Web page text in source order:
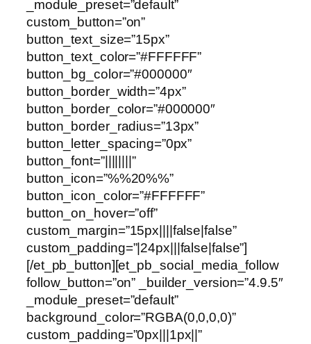
_module_preset=”default”
custom_button=”on”
button_text_size=”15px”
button_text_color=”#FFFFFF”
button_bg_color=”#000000″
button_border_width=”4px”
button_border_color=”#000000″
button_border_radius=”13px”
button_letter_spacing=”0px”
button_font=”||||||||”
button_icon=”%%20%%”
button_icon_color=”#FFFFFF”
button_on_hover=”off”
custom_margin=”15px||||false|false”
custom_padding=”|24px|||false|false”]
[/et_pb_button][et_pb_social_media_follow
follow_button=”on” _builder_version=”4.9.5″
_module_preset=”default”
background_color=”RGBA(0,0,0,0)”
custom_padding=”0px|||1px||”